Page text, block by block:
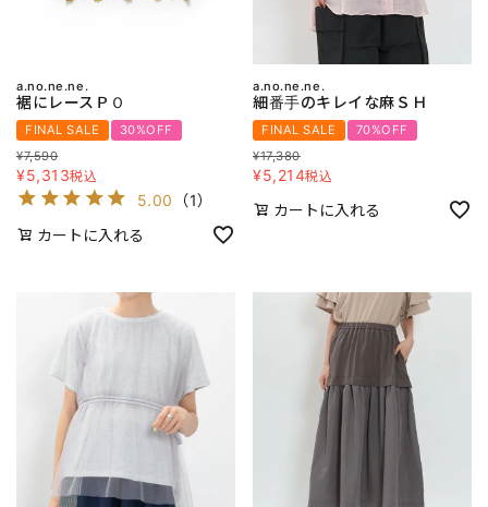
a.no.ne.ne.
裾にレースＰＯ
FINAL SALE
30%OFF
¥7,590
¥5,313税込
5.00 （1）
カートに入れる
a.no.ne.ne.
細番手のキレイな麻ＳＨ
FINAL SALE
70%OFF
¥17,380
¥5,214税込
カートに入れる